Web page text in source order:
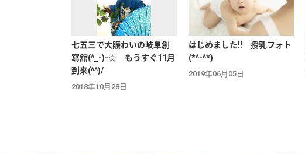
七五三で大賑わいの岐阜創
寫舘(^_-)-☆ もうすぐ11月
到来(^^)/
2018年10月28日
はじめました!! 授乳フォト
(*^-^*)
2019年06月05日